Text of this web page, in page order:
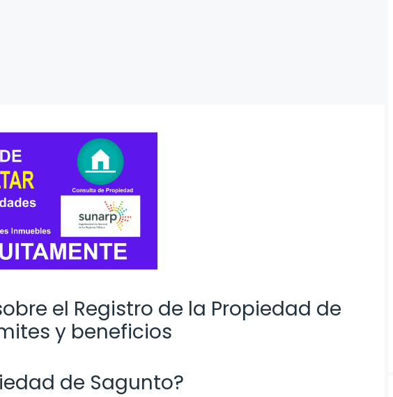
el Registro de la Propiedad de
y beneficios
de Sagunto?